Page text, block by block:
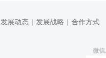
发展动态 发展战略 合作方式
微